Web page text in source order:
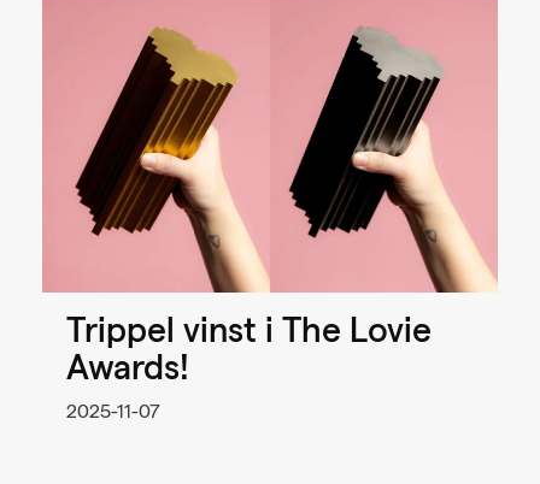
Trippel vinst i The Lovie
Awards!
2025-11-07